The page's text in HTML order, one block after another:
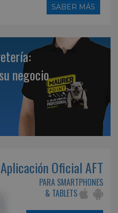
SABER MÁS
negocio
Aplicación Oficial AFT
PARA SMARTPHONES
& TABLETS